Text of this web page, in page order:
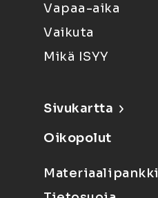
Vapaa-aika
Vaikuta
Mikä ISYY
Sivukartta
Oikopolut
Materiaalipankki